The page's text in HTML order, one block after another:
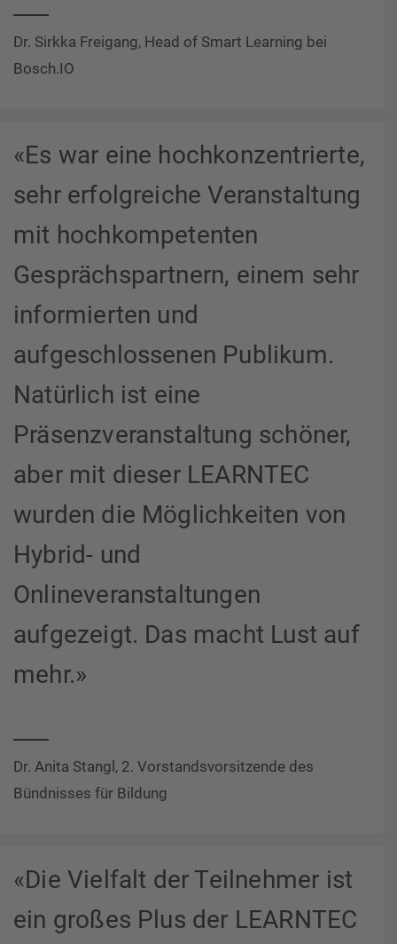
Dr. Sirkka Freigang, Head of Smart Learning bei
Bosch.IO
«Es war eine hochkonzentrierte,
sehr erfolgreiche Veranstaltung
mit hochkompetenten
Gesprächspartnern, einem sehr
informierten und
aufgeschlossenen Publikum.
Natürlich ist eine
Präsenzveranstaltung schöner,
aber mit dieser LEARNTEC
wurden die Möglichkeiten von
Hybrid- und
Onlineveranstaltungen
aufgezeigt. Das macht Lust auf
mehr.»
Dr. Anita Stangl, 2. Vorstandsvorsitzende des
Bündnisses für Bildung
«Die Vielfalt der Teilnehmer ist
ein großes Plus der LEARNTEC